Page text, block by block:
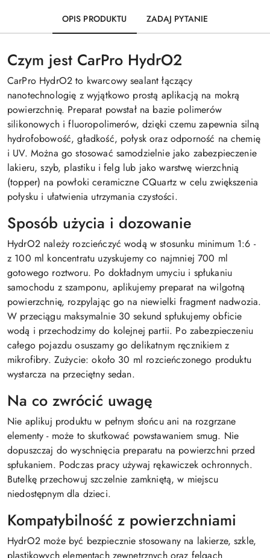
OPIS PRODUKTU ZADAJ PYTANIE
Czym jest CarPro HydrO2
CarPro HydrO2 to kwarcowy sealant łączący
nanotechnologię z wyjątkowo prostą aplikacją na mokrą
powierzchnię. Preparat powstał na bazie polimerów
silikonowych i fluoropolimerów, dzięki czemu zapewnia silną
hydrofobowość, gładkość, połysk oraz odporność na chemię
i UV. Można go stosować samodzielnie jako zabezpieczenie
lakieru, szyb, plastiku i felg lub jako warstwę wierzchnią
(topper) na powłoki ceramiczne CQuartz w celu zwiększenia
połysku i ułatwienia utrzymania czystości.
Sposób użycia i dozowanie
HydrO2 należy rozcieńczyć wodą w stosunku minimum 1:6 -
z 100 ml koncentratu uzyskujemy co najmniej 700 ml
gotowego roztworu. Po dokładnym umyciu i spłukaniu
samochodu z szamponu, aplikujemy preparat na wilgotną
powierzchnię, rozpylając go na niewielki fragment nadwozia.
W przeciągu maksymalnie 30 sekund spłukujemy obficie
wodą i przechodzimy do kolejnej partii. Po zabezpieczeniu
całego pojazdu osuszamy go delikatnym ręcznikiem z
mikrofibry. Zużycie: około 30 ml rozcieńczonego produktu
wystarcza na przeciętny sedan.
Na co zwrócić uwagę
Nie aplikuj produktu w pełnym słońcu ani na rozgrzane
elementy - może to skutkować powstawaniem smug. Nie
dopuszczaj do wyschnięcia preparatu na powierzchni przed
spłukaniem. Podczas pracy używaj rękawiczek ochronnych.
Butelkę przechowuj szczelnie zamkniętą, w miejscu
niedostępnym dla dzieci.
Kompatybilność z powierzchniami
HydrO2 może być bezpiecznie stosowany na lakierze, szkle,